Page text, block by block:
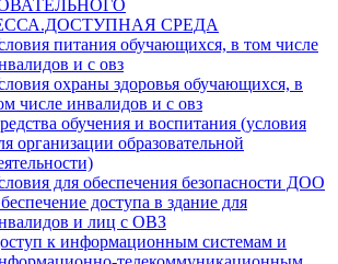
СРЕДА
питания обучающихся, в том числе
и с овз
охраны здоровья обучающихся, в
числе инвалидов и с овз
обучения и воспитания (условия
организации образовательной
для обеспечения безопасности ДОО
доступа в здание для
и лиц с ОВЗ
к информационным системам и